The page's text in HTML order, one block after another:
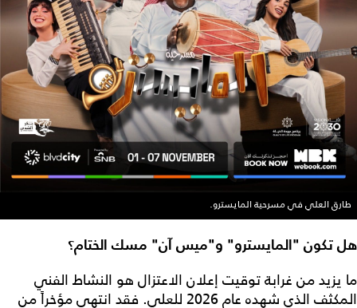
طارق العلي في مسرحية المايسترو.
هل تكون "المايسترو" و"ميس آن" مسك الختام؟
ما يزيد من غرابة توقيت إعلان الاعتزال هو النشاط الفني
المكثف الذي شهده عام 2026 للعلي. فقد انتهى مؤخراً من